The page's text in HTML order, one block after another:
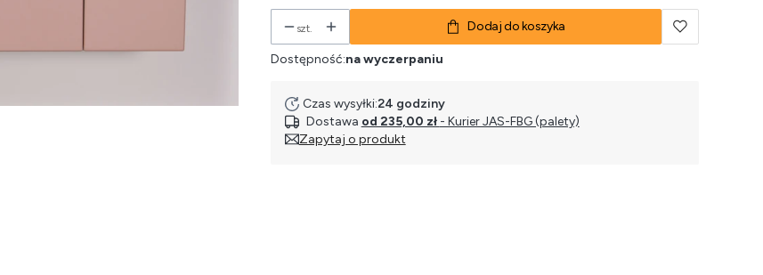
szt. Dodaj do koszyka
Dostępność:na wyczerpaniu
Czas wysyłki:24 godziny
Dostawa od 235,00 zł - Kurier JAS-FBG (palety)
Zapytaj o produkt